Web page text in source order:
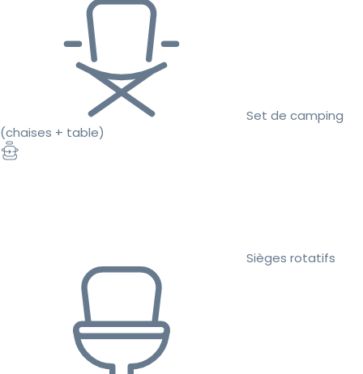
Set de camping
(chaises + table)
Sièges rotatifs